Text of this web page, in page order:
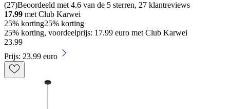
(27)Beoordeeld met 4.6 van de 5 sterren, 27 klantreviews
17.99 met Club Karwei
25% korting25% korting
25% korting, voordeelprijs: 17.99 euro met Club Karwei
23.99
Prijs: 23.99 euro